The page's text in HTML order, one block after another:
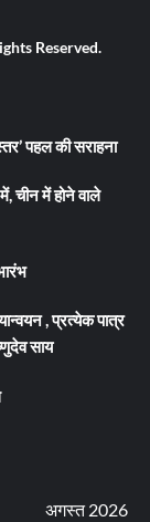
Reserved.
पहल की सराहना
चीन में होने वाले
, प्रत्येक पात्र
साय
अगस्त 2026